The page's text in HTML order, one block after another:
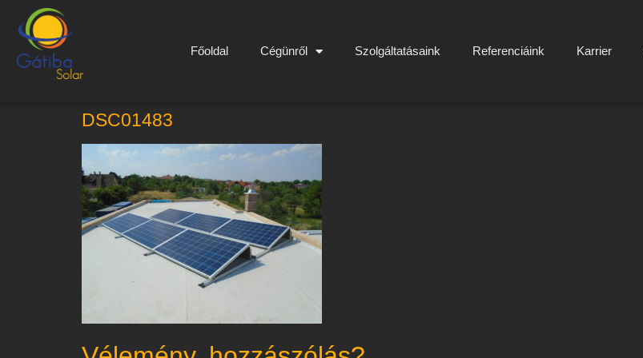
Főoldal Cégünről Szolgáltatásaink Referenciáink Karrier
DSC01483